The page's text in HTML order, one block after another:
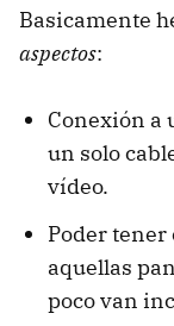
Basicamente
aspectos:
Conexión a
un solo
vídeo.
Poder tener
aquellas
poco van